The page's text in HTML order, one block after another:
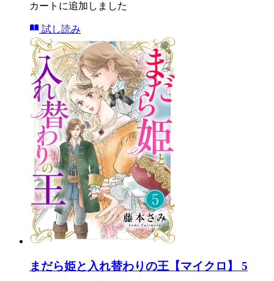
カートに追加しました
試し読み
まだら姫と入れ替わりの王【マイクロ】 5